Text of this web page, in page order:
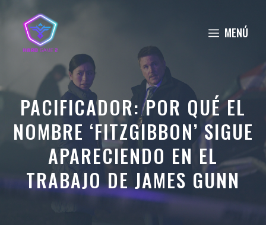
contenido
MENÚ
PACIFICADOR: POR QUÉ EL
NOMBRE ‘FITZGIBBON’ SIGUE
APARECIENDO EN EL
TRABAJO DE JAMES GUNN